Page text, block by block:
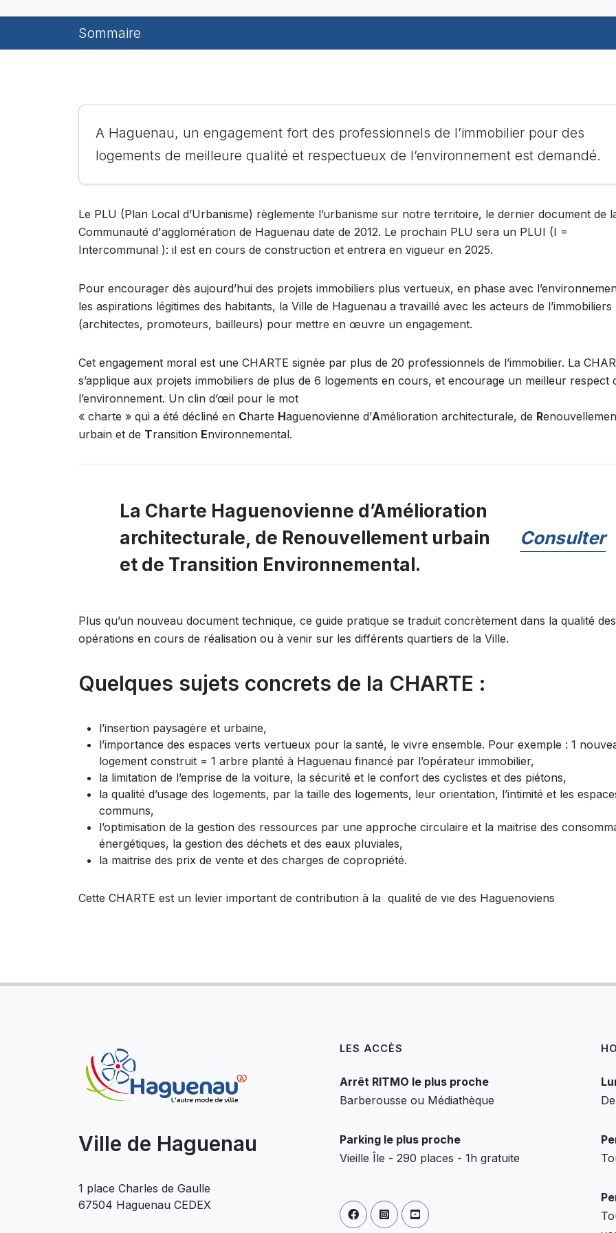
Sommaire
A Haguenau, un engagement fort des professionnels de l’immobilier pour des
logements de meilleure qualité et respectueux de l’environnement est demandé.
Le PLU (Plan Local d’Urbanisme) règlemente l’urbanisme sur notre territoire, le dernier document de
Communauté d'agglomération de Haguenau date de 2012. Le prochain PLU sera un PLUI (I =
Intercommunal ): il est en cours de construction et entrera en vigueur en 2025.
Pour encourager dès aujourd’hui des projets immobiliers plus vertueux, en phase avec
les aspirations légitimes des habitants, la Ville de Haguenau a travaillé avec les acteurs de l’immobiliers
(architectes, promoteurs, bailleurs) pour mettre en œuvre un engagement.
Cet engagement moral est une CHARTE signée par plus de 20 professionnels de l’immobilier. La
s’applique aux projets immobiliers de plus de 6 logements en cours, et encourage un meilleur respect
l’environnement. Un clin d’œil pour le mot
« charte » qui a été décliné en Charte Haguenovienne d’Amélioration architecturale, de R
urbain et de Transition Environnemental.
La Charte Haguenovienne d’Amélioration
architecturale, de Renouvellement urbain
et de Transition Environnemental.
Consulter
Plus qu’un nouveau document technique, ce guide pratique se traduit concrètement dans la qualité des
opérations en cours de réalisation ou à venir sur les différents quartiers de la Ville.
Quelques sujets concrets de la CHARTE :
l’insertion paysagère et urbaine,
l’importance des espaces verts vertueux pour la santé, le vivre ensemble. Pour exemple : 1
logement construit = 1 arbre planté à Haguenau financé par l’opérateur immobilier,
la limitation de l’emprise de la voiture, la sécurité et le confort des cyclistes et des piétons,
la qualité d’usage des logements, par la taille des logements, leur orientation, l’intimité et les
communs,
l’optimisation de la gestion des ressources par une approche circulaire et la maitrise des
énergétiques, la gestion des déchets et des eaux pluviales,
la maitrise des prix de vente et des charges de copropriété.
Cette CHARTE est un levier important de contribution à la qualité de vie des Haguenoviens
Ville de Haguenau
1 place Charles de Gaulle
67504 Haguenau CEDEX
LES ACCÈS
Arrêt RITMO le plus proche
Barberousse ou Médiathèque
Parking le plus proche
Vieille Île - 290 places - 1h gratuite